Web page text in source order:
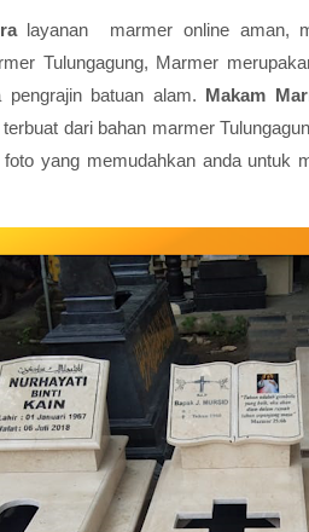
layanan marmer online aman,
Tulungagung, Marmer
batuan alam. Makam
dari bahan marmer
yang memudahkan anda untuk